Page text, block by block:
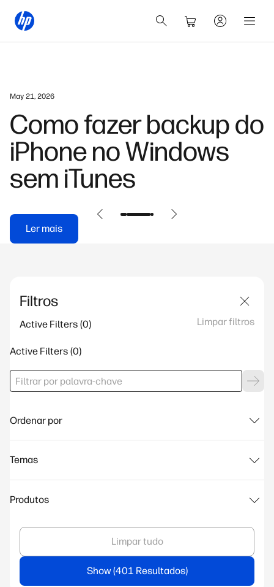
May 21, 2026
Como fazer backup do
iPhone no Windows
sem iTunes
Ler mais
Filtros
Active Filters Limpar filtros
Active Filters
Ordenar por
Temas
Produtos
Limpar tudo
Show